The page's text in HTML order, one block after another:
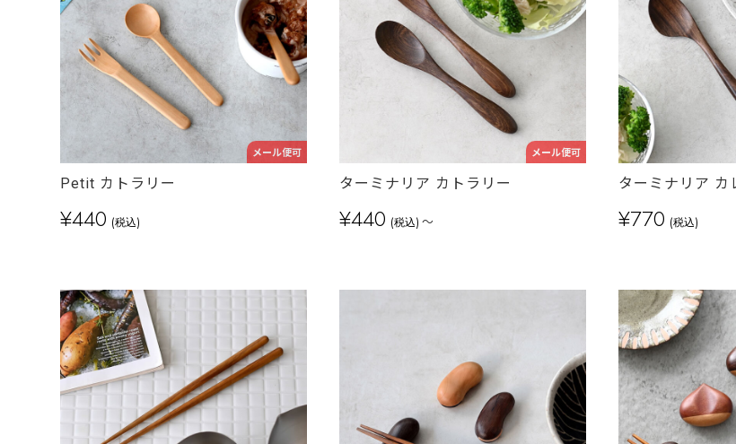
メール便可
Petit カトラリー
¥440 (税込)
メール便可
ターミナリア カトラリー
¥440 (税込) ～
ターミナリア カ
¥770 (税込)